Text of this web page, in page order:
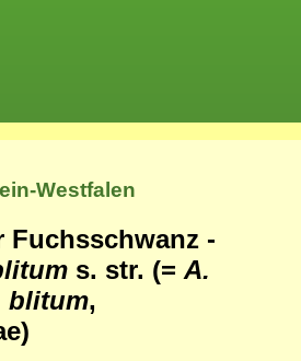
Westfalen
Fuchsschwanz -
s. str. (= A.
blitum,